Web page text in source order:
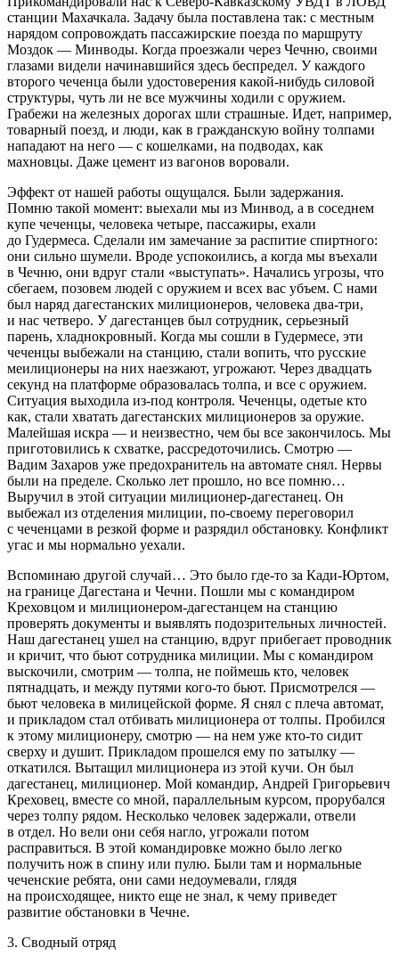
станции Махачкала. Задачу была поставлена так: с местным
нарядом сопровождать пассажирские поезда по маршруту
Моздок — Минводы. Когда проезжали через Чечню, своими
глазами видели начинавшийся здесь беспредел. У каждого
второго чеченца были удостоверения какой-нибудь силовой
структуры, чуть ли не все мужчины ходили с оружием.
Грабежи на железных дорогах шли страшные. Идет, например,
товарный поезд, и люди, как в гражданскую войну толпами
нападают на него — с кошелками, на подводах, как
махновцы. Даже цемент из вагонов воровали.
Эффект от нашей работы ощущался. Были задержания.
Помню такой момент: выехали мы из Минвод, а в соседнем
купе чеченцы, человека четыре, пассажиры, ехали
до Гудермеса. Сделали им замечание за распитие спиртного:
они сильно шумели. Вроде успокоились, а когда мы въехали
в Чечню, они вдруг стали «выступать». Начались угрозы, что
сбегаем, позовем людей с оружием и всех вас убъем. С нами
был наряд дагестанских милиционеров, человека два-три,
и нас четверо. У дагестанцев был сотрудник, серьезный
парень, хладнокровный. Когда мы сошли в Гудермесе, эти
чеченцы выбежали на станцию, стали вопить, что русские
меилиционеры на них наезжают, угрожают. Через двадцать
секунд на платформе образовалась толпа, и все с оружием.
Ситуация выходила из-под контроля. Чеченцы, одетые кто
как, стали хватать дагестанских милиционеров за оружие.
Малейшая искра — и неизвестно, чем бы все закончилось. Мы
приготовились к схватке, рассредоточились. Смотрю —
Вадим Захаров уже предохранитель на автомате снял. Нервы
были на пределе. Сколько лет прошло, но все помню…
Выручил в этой ситуации милиционер-дагестанец. Он
выбежал из отделения милиции, по-своему переговорил
с чеченцами в резкой форме и разрядил обстановку. Конфликт
угас и мы нормально уехали.
Вспоминаю другой случай… Это было где-то за Кади-Юртом,
на границе Дагестана и Чечни. Пошли мы с командиром
Креховцом и милиционером-дагестанцем на станцию
проверять документы и выявлять подозрительных личностей.
Наш дагестанец ушел на станцию, вдруг прибегает проводник
и кричит, что бьют сотрудника милиции. Мы с командиром
выскочили, смотрим — толпа, не поймешь кто, человек
пятнадцать, и между путями кого-то бьют. Присмотрелся —
бьют человека в милицейской форме. Я снял с плеча автомат,
и прикладом стал отбивать милиционера от толпы. Пробился
к этому милиционеру, смотрю — на нем уже кто-то сидит
сверху и душит. Прикладом прошелся ему по затылку —
откатился. Вытащил милиционера из этой кучи. Он был
дагестанец, милиционер. Мой командир, Андрей Григорьевич
Креховец, вместе со мной, параллельным курсом, прорубался
через толпу рядом. Несколько человек задержали, отвели
в отдел. Но вели они себя нагло, угрожали потом
расправиться. В этой командировке можно было легко
получить нож в спину или пулю. Были там и нормальные
чеченские ребята, они сами недоумевали, глядя
на происходящее, никто еще не знал, к чему приведет
развитие обстановки в Чечне.
3. Сводный отряд